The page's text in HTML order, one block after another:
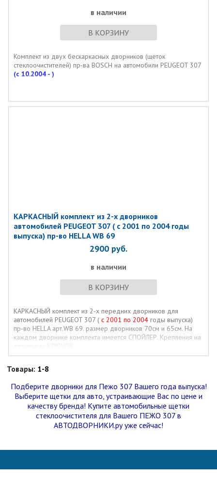
в наличии
В КОРЗИНУ
Комплект из двух бескаркаcных дворников (щеток
стеклоочистителей) пр-ва BOSCH на автомобили PEUGEOT 307
(c 10.2004 - )
КАРКАСНЫЙ комплект из 2-х дворников
автомобилей PEUGEOT 307 ( с 2001 по 2004 годы
выпуска) пр-во HELLA WB 69
2900 руб.
в наличии
В КОРЗИНУ
КАРКАСНЫЙ комплект из 2-х передних дворников для
автомобилей PEUGEOT 307 ( с 2001 по 2004 годы выпуска)
пр-во HELLA арт.WB 69. размер дворников 70см и 65см. На
каждом дворнике комплекта имеется СПОЙЛЕР. Крепления на
дворниках КРЮЧОК.
Товары: 1-8
Подберите дворники для Пежо 307 Вашего года выпуска!
Выберите щетки для авто, устраивающие Вас по цене и
качеству бренда! Купите автомобильные щетки
стеклоочистителя для Вашего ПЕЖО 307 в
АВТОДВОРНИКИ.ру уже сейчас!